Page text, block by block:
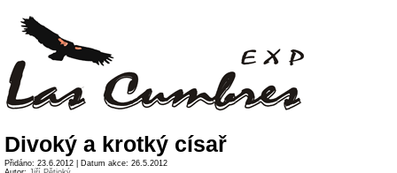
Divoký a krotký císař
Přidáno: 23.6.2012 | Datum akce: 26.5.2012